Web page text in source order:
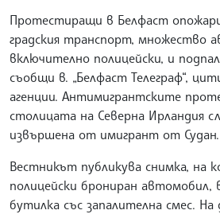
Протестиращи в Белфаст
градския транспорт, множество
включително полицейски, и
съобщи в. „Белфаст Телеграф“,
агенции. Антимигрантските
столицата на Северна Ирландия
извършена от имигрант от Судан.
Вестникът публикува снимка, на
полицейски брониран автомобил,
бутилка със запалителна смес. На